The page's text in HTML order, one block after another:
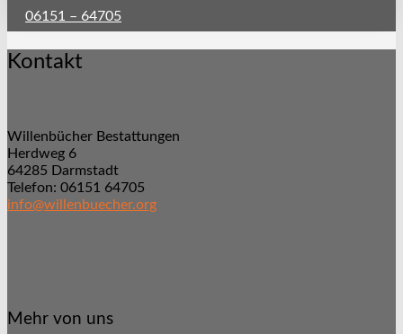
06151 – 64705
Kontakt
Willenbücher Bestattungen
Herdweg 6
64285 Darmstadt
Telefon: 06151 64705
info@willenbuecher.org
Mehr von uns